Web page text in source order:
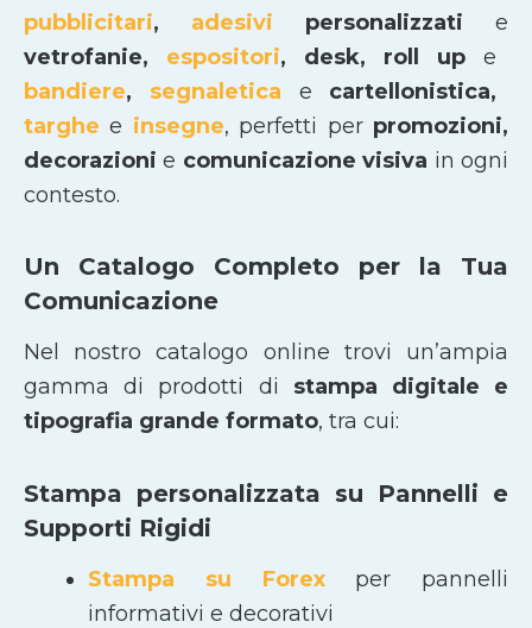
pubblicitari, adesivi personalizzati e
vetrofanie, espositori, desk, roll up e
bandiere, segnaletica e cartellonistica,
targhee insegne, perfetti per promozioni,
decorazionie comunicazione visiva in ogni
contesto.
Un Catalogo Completo per la Tua
Comunicazione
Nel nostro catalogo online trovi un’ampia
gamma di prodotti di stampa digitale e
tipografia grande formato, tra cui:
Stampa personalizzata su Pannelli e
Supporti Rigidi
Stampa su Forexper pannelli
informativi e decorativi